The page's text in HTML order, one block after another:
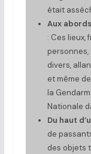
était
Aux
: Ces lieux,
divers,
et même
la
Nationale
Du haut
de
des objets